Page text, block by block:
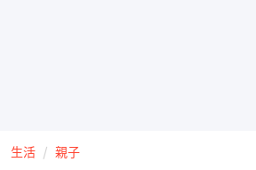
生活 親子